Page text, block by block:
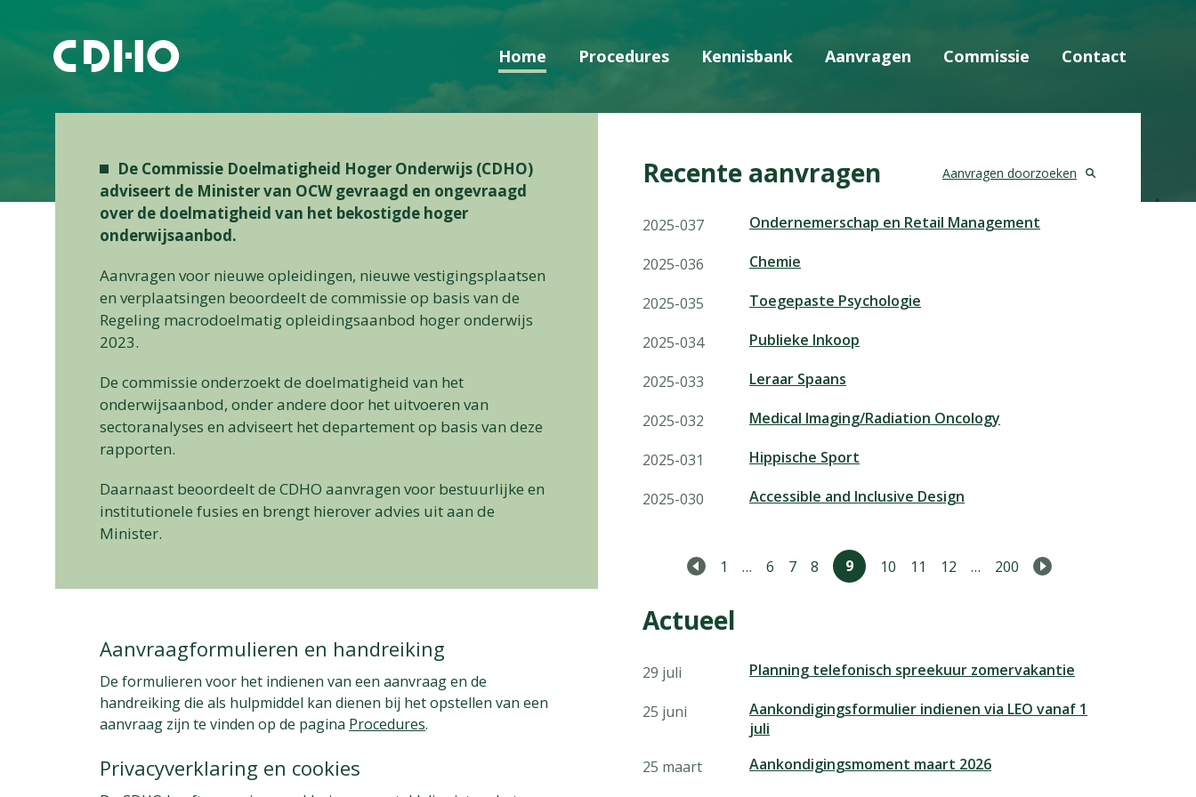
Home Procedures Kennisbank Aanvragen Commissie Contact
De Commissie Doelmatigheid Hoger Onderwijs (CDHO)
adviseert de Minister van OCW gevraagd en ongevraagd
over de doelmatigheid van het bekostigde hoger
onderwijsaanbod.
Aanvragen voor nieuwe opleidingen, nieuwe vestigingsplaatsen
en verplaatsingen beoordeelt de commissie op basis van de
Regeling macrodoelmatig opleidingsaanbod hoger onderwijs
2023.
De commissie onderzoekt de doelmatigheid van het
onderwijsaanbod, onder andere door het uitvoeren van
sectoranalyses en adviseert het departement op basis van deze
rapporten.
Daarnaast beoordeelt de CDHO aanvragen voor bestuurlijke en
institutionele fusies en brengt hierover advies uit aan de
Minister.
Aanvraagformulieren en handreiking
De formulieren voor het indienen van een aanvraag en de
handreiking die als hulpmiddel kan dienen bij het opstellen van een
aanvraag zijn te vinden op de pagina Procedures.
Privacyverklaring en cookies
Recente aanvragen Aanvragen doorzoeken
Ondernemerschap en Retail Management
2025-037
Chemie
2025-036
Toegepaste Psychologie
2025-035
Publieke Inkoop
2025-034
Leraar Spaans
2025-033
Medical Imaging/Radiation Oncology
2025-032
Hippische Sport
2025-031
Accessible and Inclusive Design
2025-030
Vorige pagina
1 … 6 7 8 9 10 11 12 … 200
Actueel
Planning telefonisch spreekuur zomervakantie
29 juli
Aankondigingsformulier indienen via LEO vanaf 1
juli
25 juni
Aankondigingsmoment maart 2026
25 maart